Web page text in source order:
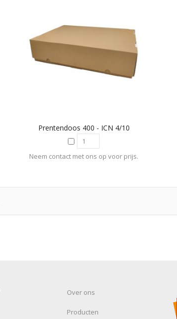
Prentendoos 400 - ICN 4/10
Neem contact met ons op voor prijs.
Over ons
Producten